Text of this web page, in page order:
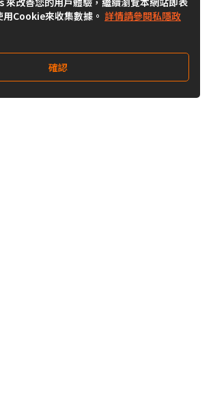
Cookie來收集數據。 詳情請參閱私隱政
確認